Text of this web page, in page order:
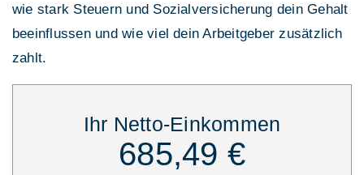
wie stark Steuern und Sozialversicherung dein Gehalt
beeinflussen und wie viel dein Arbeitgeber zusätzlich
zahlt.
Ihr Netto-Einkommen
685,49 €